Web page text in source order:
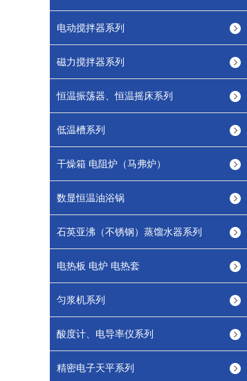
电动搅拌器系列
磁力搅拌器系列
恒温振荡器、恒温摇床系列
低温槽系列
干燥箱 电阻炉（马弗炉）
数显恒温油浴锅
石英亚沸（不锈钢）蒸馏水器系列
电热板 电炉 电热套
匀浆机系列
酸度计、电导率仪系列
精密电子天平系列